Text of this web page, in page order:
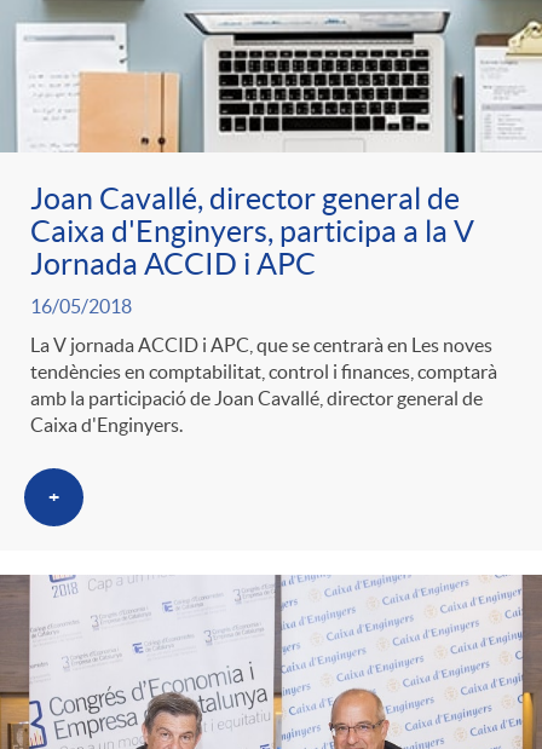
Joan Cavallé, director general de
Caixa d'Enginyers, participa a la V
Jornada ACCID i APC
16/05/2018
La V jornada ACCID i APC, que se centrarà en Les noves
tendències en comptabilitat, control i finances, comptarà
amb la participació de Joan Cavallé, director general de
Caixa d'Enginyers.
+